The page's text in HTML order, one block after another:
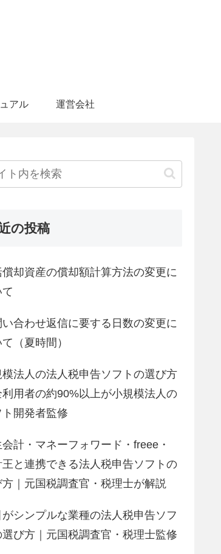
アル 運営会社
の投稿
却資産の償却額計算方法の変更に
い合わせ返信に要する日数の変更に
（夏時間）
模法人の法人税申告ソフトの選び方
利用者の約90%以上が小規模法人の
ト開発者監修
計・マネーフォワード・freee・
王と連携できる法人税申告ソフトの
｜元国税調査官・税理士が解説
シンプルな業種の法人税申告ソフ
選び方｜元国税調査官・税理士監修